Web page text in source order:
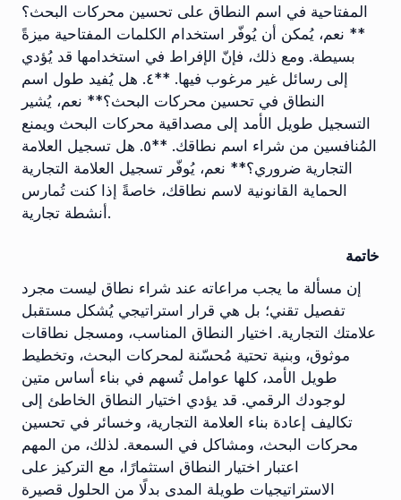
المفتاحية في اسم النطاق على تحسين محركات البحث؟
** نعم، يُمكن أن يُوفّر استخدام الكلمات المفتاحية ميزةً
بسيطة. ومع ذلك، فإنّ الإفراط في استخدامها قد يُؤدي
إلى رسائل غير مرغوب فيها. **٤. هل يُفيد طول اسم
النطاق في تحسين محركات البحث؟** نعم، يُشير
التسجيل طويل الأمد إلى مصداقية محركات البحث ويمنع
المُنافسين من شراء اسم نطاقك. **٥. هل تسجيل العلامة
التجارية ضروري؟** نعم، يُوفّر تسجيل العلامة التجارية
الحماية القانونية لاسم نطاقك، خاصةً إذا كنت تُمارس
أنشطة تجارية.
خاتمة
إن مسألة ما يجب مراعاته عند شراء نطاق ليست مجرد
تفصيل تقني؛ بل هي قرار استراتيجي يُشكل مستقبل
علامتك التجارية. اختيار النطاق المناسب، ومسجل نطاقات
موثوق، وبنية تحتية مُحسّنة لمحركات البحث، وتخطيط
طويل الأمد، كلها عوامل تُسهم في بناء أساس متين
لوجودك الرقمي. قد يؤدي اختيار النطاق الخاطئ إلى
تكاليف إعادة بناء العلامة التجارية، وخسائر في تحسين
محركات البحث، ومشاكل في السمعة. لذلك، من المهم
اعتبار اختيار النطاق استثمارًا، مع التركيز على
الاستراتيجيات طويلة المدى بدلًا من الحلول قصيرة